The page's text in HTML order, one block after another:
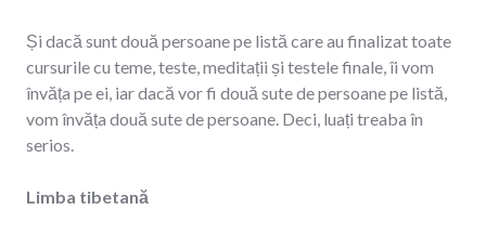
Și dacă sunt două persoane pe listă care au finalizat toate
cursurile cu teme, teste, meditații și testele finale, îi vom
învăța pe ei, iar dacă vor fi două sute de persoane pe listă,
vom învăța două sute de persoane. Deci, luați treaba în
serios.
Limba tibetană